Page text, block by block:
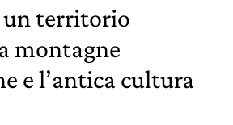
un territorio
montagne
e l’antica cultura